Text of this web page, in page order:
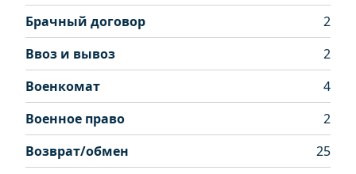
Брачный договор
2
Ввоз и вывоз
2
Военкомат
4
Военное право
2
Возврат/обмен
25